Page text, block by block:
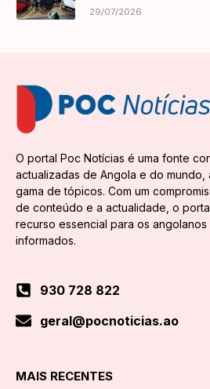
29/07/2026
O portal Poc Notícias é uma fonte
actualizadas de Angola e do mundo,
gama de tópicos. Com um
de conteúdo e a actualidade, o
recurso essencial para os angolanos
informados.
930 728 822
geral@pocnoticias.ao
MAIS RECENTES